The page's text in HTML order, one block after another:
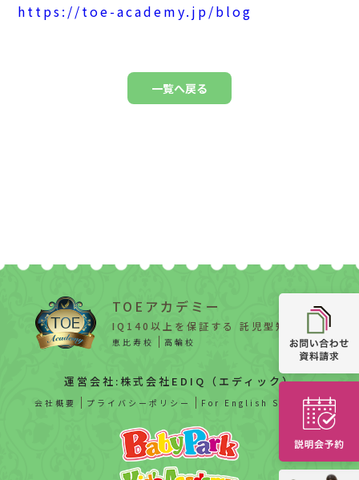
https://toe-academy.jp/blog
一覧へ戻る
TOEアカデミー
IQ140以上を保証する 託児型知能教育
恵比寿校 高輪校
運営会社:株式会社EDIQ（エディック）
会社概要 プライバシーポリシー For English Speaker